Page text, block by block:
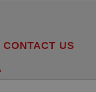
CONTACT US